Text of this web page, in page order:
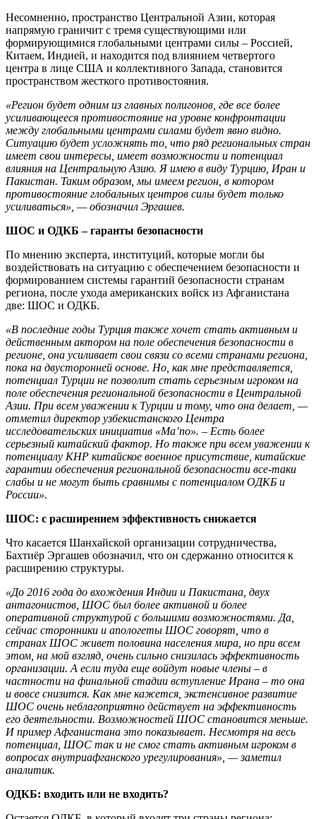
Несомненно, пространство Центральной Азии, которая
напрямую граничит с тремя существующими или
формирующимися глобальными центрами силы – Россией,
Китаем, Индией, и находится под влиянием четвертого
центра в лице США и коллективного Запада, становится
пространством жесткого противостояния.
«Регион будет одним из главных полигонов, где все более
усиливающееся противостояние на уровне конфронтации
между глобальными центрами силами будет явно видно.
Ситуацию будет усложнять то, что ряд региональных стран
имеет свои интересы, имеет возможности и потенциал
влияния на Центральную Азию. Я имею в виду Турцию, Иран и
Пакистан. Таким образом, мы имеем регион, в котором
противостояние глобальных центров силы будет только
усиливаться», — обозначил Эргашев.
ШОС и ОДКБ – гаранты безопасности
По мнению эксперта, институций, которые могли бы
воздействовать на ситуацию с обеспечением безопасности и
формированием системы гарантий безопасности странам
региона, после ухода американских войск из Афганистана
две: ШОС и ОДКБ.
«В последние годы Турция также хочет стать активным и
действенным актором на поле обеспечения безопасности в
регионе, она усиливает свои связи со всеми странами региона,
пока на двусторонней основе. Но, как мне представляется,
потенциал Турции не позволит стать серьезным игроком на
поле обеспечения региональной безопасности в Центральной
Азии. При всем уважении к Турции и тому, что она делает, —
отметил директор узбекистанского Центра
исследовательских инициатив «Ma’no». – Есть более
серьезный китайский фактор. Но также при всем уважении к
потенциалу КНР китайское военное присутствие, китайские
гарантии обеспечения региональной безопасности все-таки
слабы и не могут быть сравнимы с потенциалом ОДКБ и
России».
ШОС: с расширением эффективность снижается
Что касается Шанхайской организации сотрудничества,
Бахтиёр Эргашев обозначил, что он сдержанно относится к
расширению структуры.
«До 2016 года до вхождения Индии и Пакистана, двух
антагонистов, ШОС был более активной и более
оперативной структурой с большими возможностями. Да,
сейчас сторонники и апологеты ШОС говорят, что в
странах ШОС живет половина населения мира, но при всем
этом, на мой взгляд, очень сильно снизилась эффективность
организации. А если туда еще войдут новые члены – в
частности на финальной стадии вступление Ирана – то она
и вовсе снизится. Как мне кажется, экстенсивное развитие
ШОС очень неблагоприятно действует на эффективность
его деятельности. Возможностей ШОС становится меньше.
И пример Афганистана это показывает. Несмотря на весь
потенциал, ШОС так и не смог стать активным игроком в
вопросах внутриафганского урегулирования», — заметил
аналитик.
ОДКБ: входить или не входить?